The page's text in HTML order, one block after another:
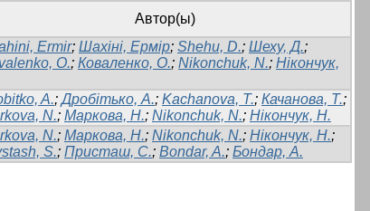
Автор(ы)
Ermir; Шахіні, Ермір; Shehu, D.; Шеху, Д.;
O.; Коваленко, О.; Nikonchuk, N.; Нікончук,
A.;Дробітько, А.; Kachanova, T.; Качанова, Т.;
N.; Маркова, Н.; Nikonchuk, N.; Нікончук, Н.
N.; Маркова, Н.; Nikonchuk, N.; Нікончук, Н.;
S.; Присташ, С.; Bondar, A.; Бондар, А.